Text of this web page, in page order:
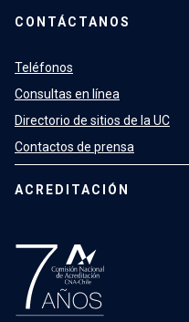
CONTÁCTANOS
Teléfonos
Consultas en línea
Directorio de sitios de la UC
Contactos de prensa
ACREDITACIÓN